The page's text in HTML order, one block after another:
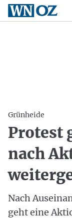
Grünheide
Protest
nach
Nach
geht eine